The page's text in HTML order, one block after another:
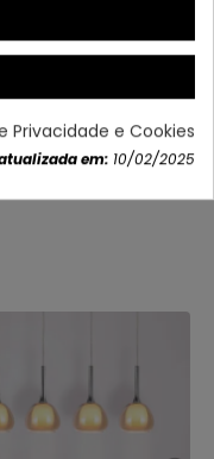
Privacidade e Cookies
em: 10/02/2025